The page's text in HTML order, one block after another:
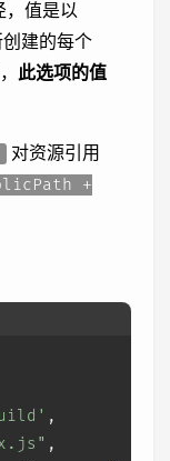
，值是以
创建的每个
此选项的值
对资源引用
+
,
,